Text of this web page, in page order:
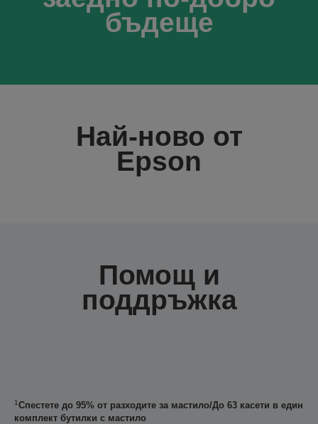
бъдеще
Най-ново от
Epson
Помощ и
поддръжка
1Спестете до 95% от разходите за мастило/До 63 касети в един
комплект бутилки с мастило